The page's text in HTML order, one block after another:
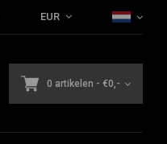
EUR
0 artikelen - €0,-